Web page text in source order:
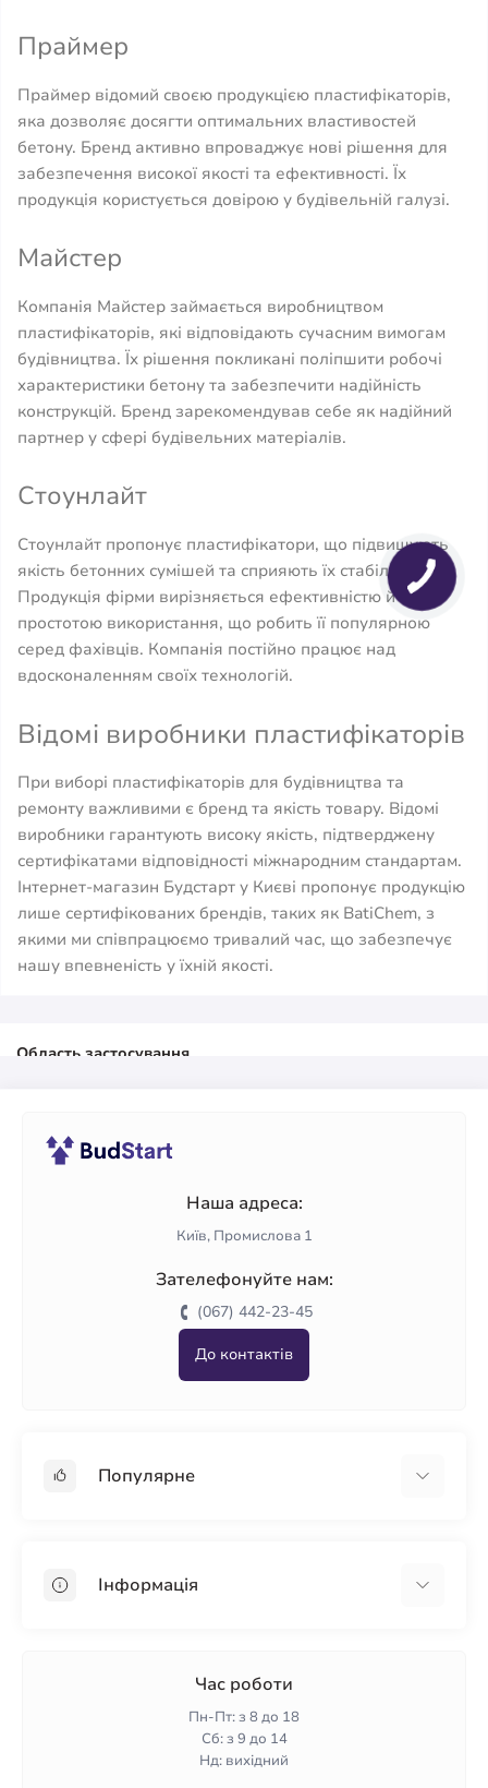
Праймер
Праймер відомий своєю продукцією пластифікаторів,
яка дозволяє досягти оптимальних властивостей
бетону. Бренд активно впроваджує нові рішення для
забезпечення високої якості та ефективності. Їх
продукція користується довірою у будівельній галузі.
Майстер
Компанія Майстер займається виробництвом
пластифікаторів, які відповідають сучасним вимогам
будівництва. Їх рішення покликані поліпшити робочі
характеристики бетону та забезпечити надійність
конструкцій. Бренд зарекомендував себе як надійний
партнер у сфері будівельних матеріалів.
Стоунлайт
Стоунлайт пропонує пластифікатори, що підвищують
якість бетонних сумішей та сприяють їх стабільності.
Продукція фірми вирізняється ефективністю й
простотою використання, що робить її популярною
серед фахівців. Компанія постійно працює над
вдосконаленням своїх технологій.
Відомі виробники пластифікаторів
При виборі пластифікаторів для будівництва та
ремонту важливими є бренд та якість товару. Відомі
виробники гарантують високу якість, підтверджену
сертифікатами відповідності міжнародним стандартам.
Інтернет-магазин Будстарт у Києві пропонує продукцію
лише сертифікованих брендів, таких як BatiChem, з
якими ми співпрацюємо тривалий час, що забезпечує
нашу впевненість у їхній якості.
Область застосування
Виробник
Пластифікатори Stone House
Пластифікатори Праймер
Пластифікатор Sika
Наша адреса:
Київ, Промислова 1
Зателефонуйте нам:
(067) 442-23-45
До контактів
Популярне
ПінопластІнформація
Гарантія та повернення
Політика конфіденційності
Час роботи
Пн-Пт: з 8 до 18
Сб: з 9 до 14
Нд: вихідний